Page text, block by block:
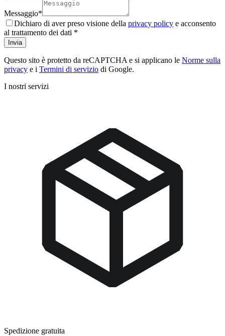
Messaggio*
Dichiaro di aver preso visione della privacy policy e acconsento
al trattamento dei dati *
Invia
Questo sito è protetto da reCAPTCHA e si applicano le Norme sulla
privacy e i Termini di servizio di Google.
I nostri servizi
Spedizione gratuita